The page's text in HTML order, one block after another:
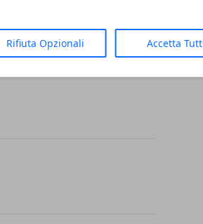
Rifiuta Opzionali Accetta
ma ne farà
utilizzarla anche al